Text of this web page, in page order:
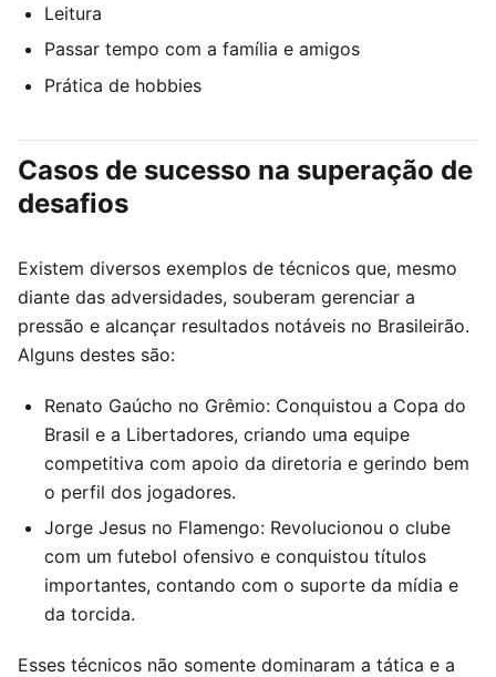
Leitura
Passar tempo com a família e amigos
Prática de hobbies
Casos de sucesso na superação de
desafios
Existem diversos exemplos de técnicos que, mesmo
diante das adversidades, souberam gerenciar a
pressão e alcançar resultados notáveis no Brasileirão.
Alguns destes são:
Renato Gaúcho no Grêmio: Conquistou a Copa do
Brasil e a Libertadores, criando uma equipe
competitiva com apoio da diretoria e gerindo bem
o perfil dos jogadores.
Jorge Jesus no Flamengo: Revolucionou o clube
com um futebol ofensivo e conquistou títulos
importantes, contando com o suporte da mídia e
da torcida.
Esses técnicos não somente dominaram a tática e a